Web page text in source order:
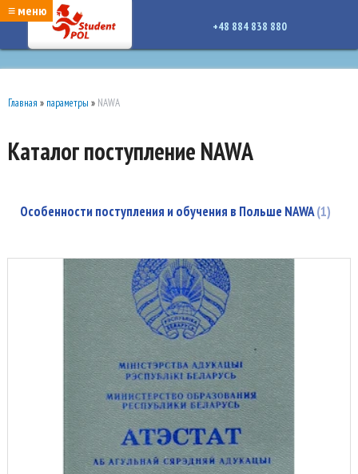
google-site-verification: google7a917c261df1566b.htmlgoogle-site-verification:
google7a917c261df1566b.html
≡ меню
+48 884 838 880
Главная » параметры » NAWA
Каталог поступление NAWA
Особенности поступления и обучения в Польше NAWA 1